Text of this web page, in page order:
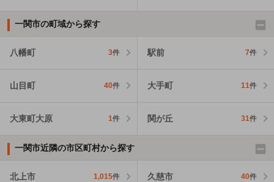
一関市の町域から探す
八幡町 3件 駅前 7件
山目町 40件 大手町 11件
大東町大原 1件 関が丘 31件
一関市近隣の市区町村から探す
北上市 1,015件 久慈市 40件